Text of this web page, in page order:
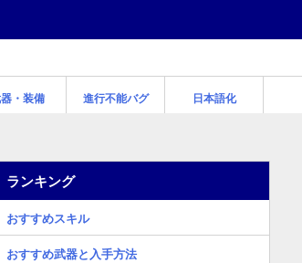
・装備 進行不能バグ 日本語化
ランキング
おすすめスキル
おすすめ武器と入手方法